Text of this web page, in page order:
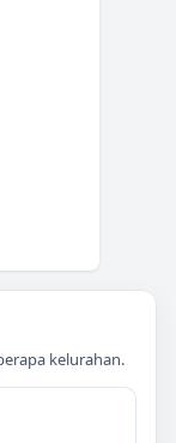
kelurahan.